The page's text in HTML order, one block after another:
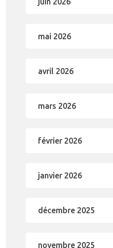
mai 2026
avril 2026
mars 2026
février 2026
janvier 2026
décembre 2025
novembre 2025